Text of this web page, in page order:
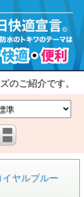
のご紹介です。
ヤルブルー